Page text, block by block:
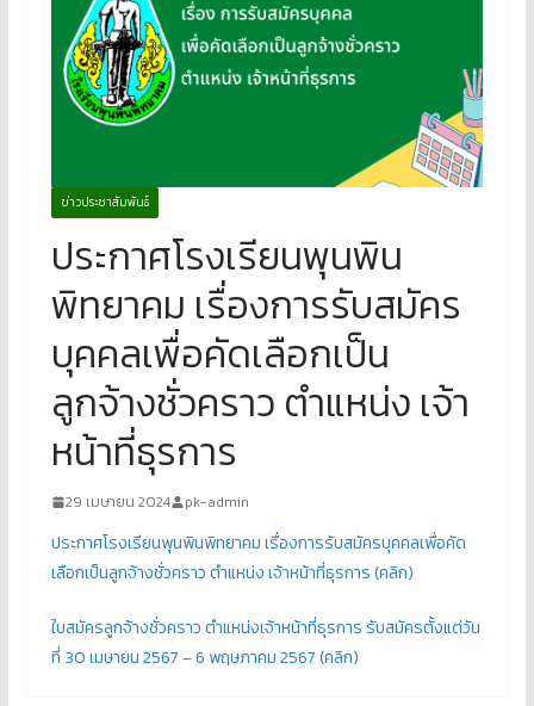
ข่าวประชาสัมพันธ์
ประกาศโรงเรียนพุนพิน
พิทยาคม เรื่องการรับสมัคร
บุคคลเพื่อคัดเลือกเป็น
ลูกจ้างชั่วคราว ตำแหน่ง เจ้า
หน้าที่ธุรการ
29 เมษายน 2024 pk-admin
ประกาศโรงเรียนพุนพินพิทยาคม เรื่องการรับสมัครบุคคลเพื่อคัด
เลือกเป็นลูกจ้างชั่วคราว ตำแหน่ง เจ้าหน้าที่ธุรการ (คลิก)
ใบสมัครลูกจ้างชั่วคราว ตำแหน่งเจ้าหน้าที่ธุรการ รับสมัครตั้งแต่วัน
ที่ 30 เมษายน 2567 – 6 พฤษภาคม 2567 (คลิก)